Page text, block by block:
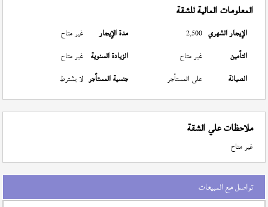
المعلومات المالية للشقة
الإيجار الشهري 2,500 مدة الإيجار
غير متاح
التأمين
غير متاح الزيادة السنوية غير متاح
الصيانة
على المستأجر جنسية المستأجر لا يشترط
ملاحظات علي الشقة
غير متاح
تواصل مع المبيعات